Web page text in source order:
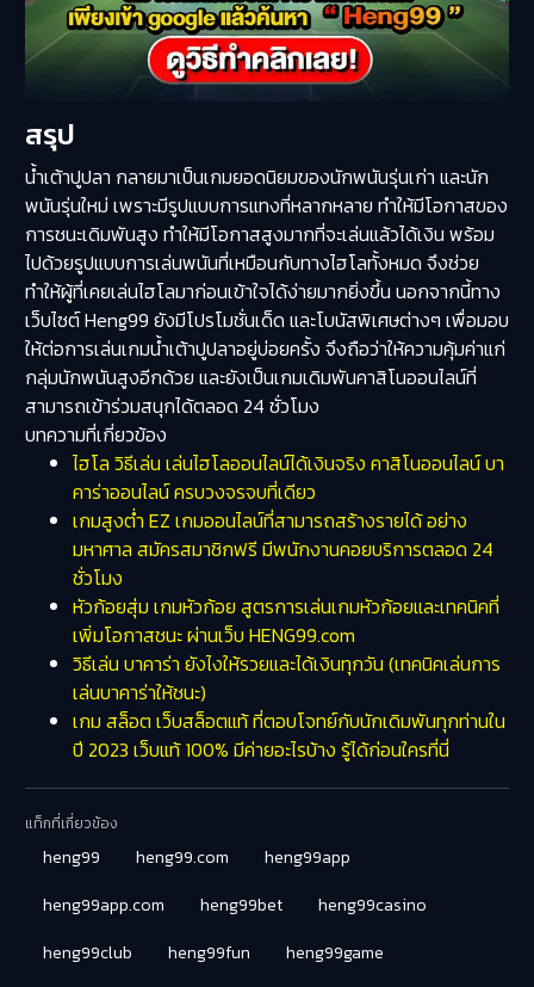
สรุป
น้ำเต้าปูปลา กลายมาเป็นเกมยอดนิยมของนักพนันรุ่นเก่า และนัก
พนันรุ่นใหม่ เพราะมีรูปแบบการแทงที่หลากหลาย ทำให้มีโอกาสของ
การชนะเดิมพันสูง ทำให้มีโอกาสสูงมากที่จะเล่นแล้วได้เงิน พร้อม
ไปด้วยรูปแบบการเล่นพนันที่เหมือนกับทางไฮโลทั้งหมด จึงช่วย
ทำให้ผู้ที่เคยเล่นไฮโลมาก่อนเข้าใจได้ง่ายมากยิ่งขึ้น นอกจากนี้ทาง
เว็บไซต์ Heng99 ยังมีโปรโมชั่นเด็ด และโบนัสพิเศษต่างๆ เพื่อมอบ
ให้ต่อการเล่นเกมน้ำเต้าปูปลาอยู่บ่อยครั้ง จึงถือว่าให้ความคุ้มค่าแก่
กลุ่มนักพนันสูงอีกด้วย และยังเป็นเกมเดิมพันคาสิโนออนไลน์ที่
สามารถเข้าร่วมสนุกได้ตลอด 24 ชั่วโมง
บทความที่เกี่ยวข้อง
ไฮโล วิธีเล่น เล่นไฮโลออนไลน์ได้เงินจริง คาสิโนออนไลน์ บา
คาร่าออนไลน์ ครบวงจรจบที่เดียว
เกมสูงต่ำ EZ เกมออนไลน์ที่สามารถสร้างรายได้ อย่าง
มหาศาล สมัครสมาชิกฟรี มีพนักงานคอยบริการตลอด 24
ชั่วโมง
หัวก้อยสุ่ม เกมหัวก้อย สูตรการเล่นเกมหัวก้อยและเทคนิคที่
เพิ่มโอกาสชนะ ผ่านเว็บ HENG99.com
วิธีเล่น บาคาร่า ยังไงให้รวยและได้เงินทุกวัน (เทคนิคเล่นการ
เล่นบาคาร่าให้ชนะ)
เกม สล็อต เว็บสล็อตแท้ ที่ตอบโจทย์กับนักเดิมพันทุกท่านใน
ปี 2023 เว็บแท้ 100% มีค่ายอะไรบ้าง รู้ได้ก่อนใครที่นี่
แท็กที่เกี่ยวข้อง
heng99 heng99.com
heng99app
heng99app.com
heng99bet
heng99casino
heng99club
heng99fun
heng99game